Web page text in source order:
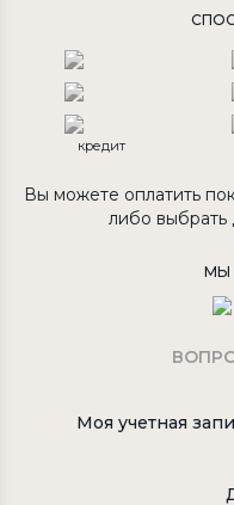
кредит
Вы можете оплатить
либо выбрать
МЫ
Моя учетная